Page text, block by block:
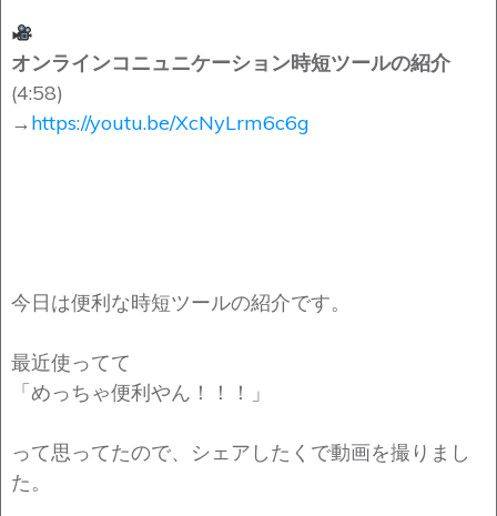
オンラインコニュニケーション時短ツールの紹介
(4:58)
→https://youtu.be/XcNyLrm6c6g
今日は便利な時短ツールの紹介です。
最近使ってて
「めっちゃ便利やん！！！」
って思ってたので、シェアしたくで動画を撮りまし
た。